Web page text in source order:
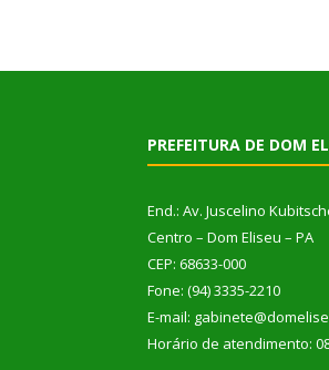
PREFEITURA DE DOM
End.: Av. Juscelino
Centro – Dom Eliseu – PA
CEP: 68633-000
Fone: (94) 3335-2210
E-mail:
Horário de atendimento: